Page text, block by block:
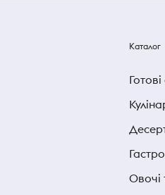
Каталог
Овочі